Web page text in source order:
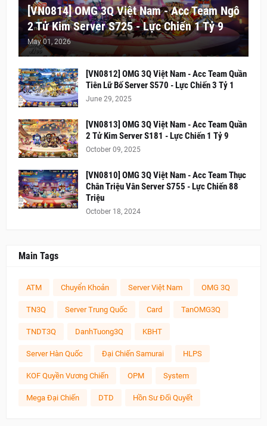
[VN0814] OMG 3Q Việt Nam - Acc Team Ngô
2 Tử Kim Server S725 - Lực Chiến 1 Tỷ 9
May 01, 2026
[VN0812] OMG 3Q Việt Nam - Acc Team Quần
Tiên Lữ Bố Server S570 - Lực Chiến 3 Tỷ 1
June 29, 2025
[VN0813] OMG 3Q Việt Nam - Acc Team Quần
2 Tử Kim Server S181 - Lực Chiến 1 Tỷ 9
October 09, 2025
[VN0810] OMG 3Q Việt Nam - Acc Team Thục
Chân Triệu Vân Server S755 - Lực Chiến 88
Triệu
October 18, 2024
Main Tags
ATM Chuyển Khoản Server Việt Nam OMG 3Q
TN3Q Server Trung Quốc Card TanOMG3Q
TNDT3Q DanhTuong3Q KBHT
Server Hàn Quốc Đại Chiến Samurai HLPS
KOF Quyền Vương Chiến OPM System
Mega Đại Chiến DTD Hồn Sư Đối Quyết